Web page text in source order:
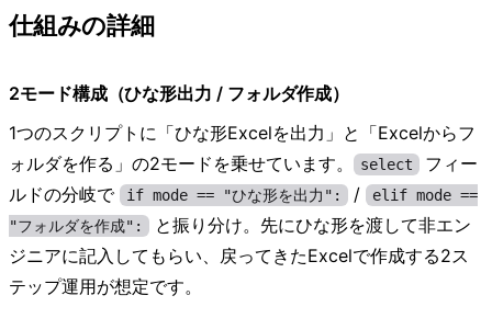
仕組みの詳細
2モード構成（ひな形出力 / フォルダ作成）
1つのスクリプトに「ひな形Excelを出力」と「Excelからフ
ォルダを作る」の2モードを乗せています。
select
フィー
ルドの分岐で
if mode == "ひな形を出力": /
elif mode ==
"フォルダを作成":
と振り分け。先にひな形を渡して非エン
ジニアに記入してもらい、戻ってきたExcelで作成する2ス
テップ運用が想定です。